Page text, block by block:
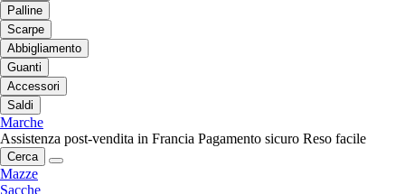
Palline
Scarpe
Abbigliamento
Guanti
Accessori
Saldi
Marche
Assistenza post-vendita in Francia Pagamento sicuro Reso facile
Cerca
Mazze
Sacche